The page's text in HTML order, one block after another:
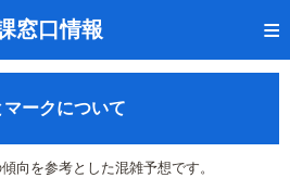
窓口情報
認ークについて
向を参考とした混雑予想です。